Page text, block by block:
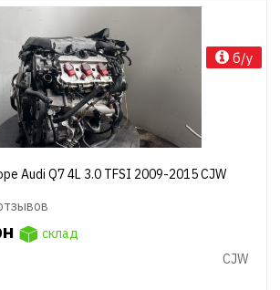
Audi Q7 4L 3.0 TFSI 2009-2015 CJW
склад
CJW
б/у